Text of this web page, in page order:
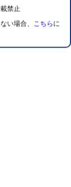
禁止
い場合、 こちら に